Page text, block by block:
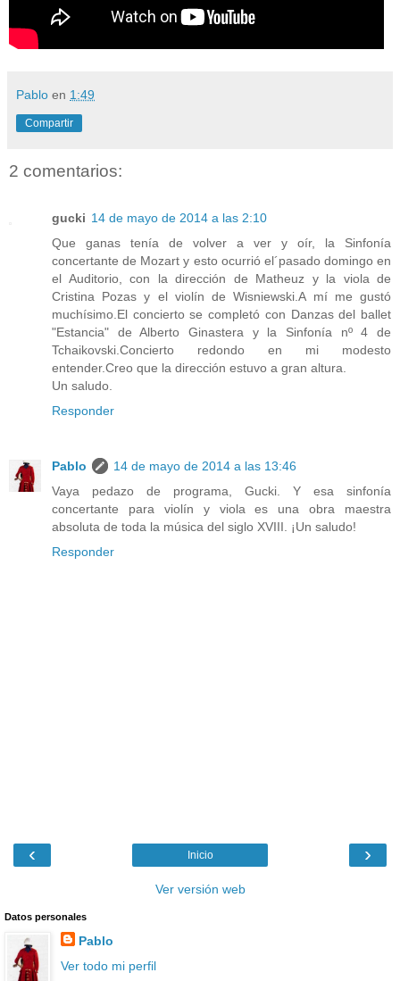
Pablo en 1:49
Compartir
2 comentarios:
gucki 14 de mayo de 2014 a las 2:10
Que ganas tenía de volver a ver y oír, la Sinfonía
concertante de Mozart y esto ocurrió el´pasado domingo en
el Auditorio, con la dirección de Matheuz y la viola de
Cristina Pozas y el violín de Wisniewski.A mí me gustó
muchísimo.El concierto se completó con Danzas del ballet
"Estancia" de Alberto Ginastera y la Sinfonía nº 4 de
Tchaikovski.Concierto redondo en mi modesto
entender.Creo que la dirección estuvo a gran altura.
Un saludo.
Responder
Pablo
14 de mayo de 2014 a las 13:46
Vaya pedazo de programa, Gucki. Y esa sinfonía
concertante para violín y viola es una obra maestra
absoluta de toda la música del siglo XVIII. ¡Un saludo!
Responder
‹ ›
Inicio
Ver versión web
Datos personales
Pablo
Ver todo mi perfil